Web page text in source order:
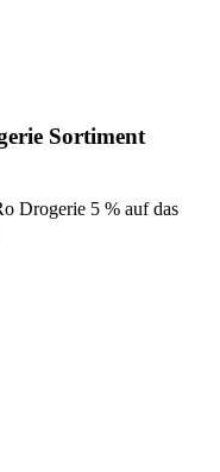
Sortiment
Drogerie 5 % auf das